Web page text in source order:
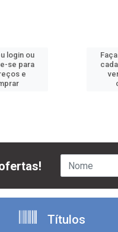
login ou
se para
e
Títulos